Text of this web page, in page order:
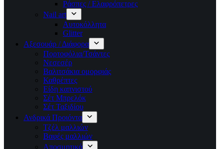
Ράσπες / Ελαφρόπετρες
Nail art
Αυτοκόλλητα
Glitter
Αξεσουάρ / Διάφορα
Πορτοφόλια/Τσάντες
Νεσεσέρ
Βαλιτσάκια ομορφιάς
Καθρέπτες
Είδη καπνιστού
Σέτ Μπρελόκ
Σέτ Ταξιδίου
Ανδρικά Προιόντα
Τζέλ μαλλιών
Βαφές μαλλιών
Αποσμητικά